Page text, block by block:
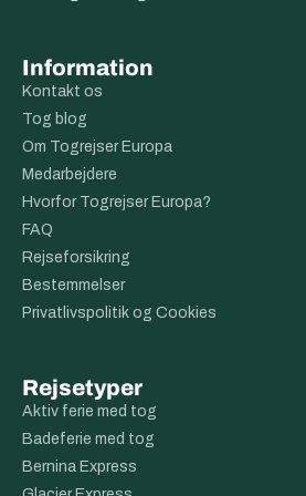
Information
Kontakt os
Tog blog
Om Togrejser Europa
Medarbejdere
Hvorfor Togrejser Europa?
FAQ
Rejseforsikring
Bestemmelser
Privatlivspolitik og Cookies
Rejsetyper
Aktiv ferie med tog
Badeferie med tog
Bernina Express